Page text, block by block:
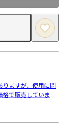
ますが、使用に問
格で販売していま